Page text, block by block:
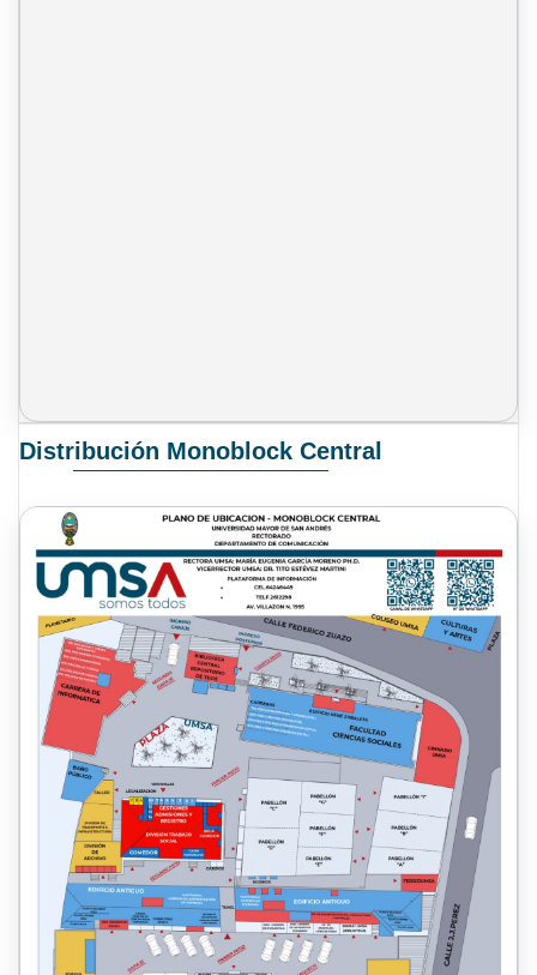
Distribución Monoblock Central